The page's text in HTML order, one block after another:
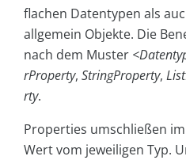
flachen Datentypen als
allgemein Objekte. Die
nach dem Muster
rProperty, StringProperty,
rty.
Properties umschließen
Wert vom jeweiligen Typ.